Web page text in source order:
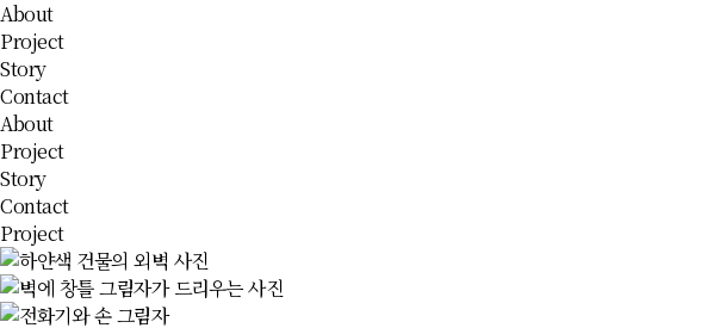
About
Project
Story
Contact
About
Project
Story
Contact
Project